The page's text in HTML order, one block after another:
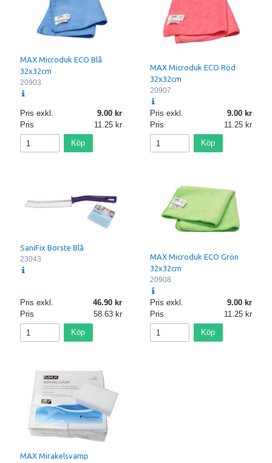
MAX Microduk ECO Blå
32x32cm
20903
Pris exkl.
9.00
Pris
11.25
Köp
MAX Microduk ECO Röd
32x32cm
20907
Pris exkl.
9.00
Pris
11.25
Köp
SaniFix Borste Blå
23043
Pris exkl.
46.90
Pris
58.63
Köp
MAX Microduk ECO Grön
32x32cm
20908
Pris exkl.
9.00
Pris
11.25
Köp
MAX Mirakelsvamp